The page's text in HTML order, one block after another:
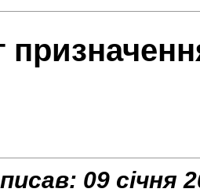
писав: 09 січня